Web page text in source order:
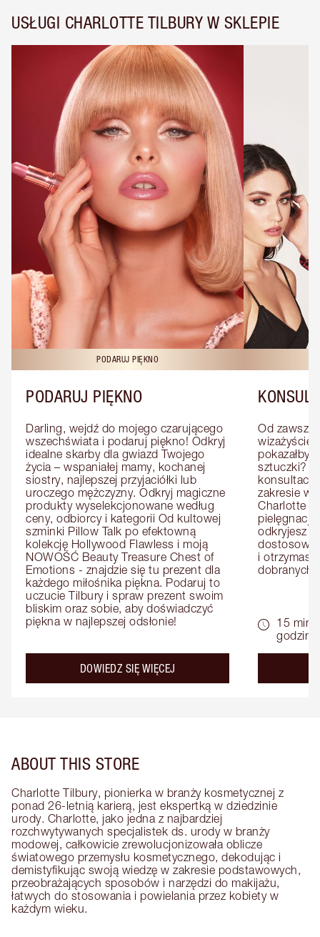
USŁUGI CHARLOTTE TILBURY W SKLEPIE
PODARUJ PIĘKNO
PODARUJ PIĘKNO
Darling, wejdź do mojego czarującego
wszechświata i podaruj piękno! Odkryj
idealne skarby dla gwiazd Twojego
życia – wspaniałej mamy, kochanej
siostry, najlepszej przyjaciółki lub
uroczego mężczyzny. Odkryj magiczne
produkty wyselekcjonowane według
ceny, odbiorcy i kategorii Od kultowej
szminki Pillow Talk po efektowną
kolekcję Hollywood Flawless i moją
NOWOŚĆ Beauty Treasure Chest of
Emotions - znajdzie się tu prezent dla
każdego miłośnika piękna. Podaruj to
uczucie Tilbury i spraw prezent swoim
bliskim oraz sobie, aby doświadczyć
piękna w najlepszej odsłonie!
DOWIEDZ SIĘ WIĘCEJ
Od zawsze
wizażyście
pokazałby
sztuczki?
zakresie
Charlotte
pielęgnacji
odkryjesz
i otrzymasz
dobranych
15
godziny
ABOUT THIS STORE
Charlotte Tilbury, pionierka w branży kosmetycznej z
ponad 26-letnią karierą, jest ekspertką w dziedzinie
urody. Charlotte, jako jedna z najbardziej
rozchwytywanych specjalistek ds. urody w branży
modowej, całkowicie zrewolucjonizowała oblicze
światowego przemysłu kosmetycznego, dekodując i
demistyfikując swoją wiedzę w zakresie podstawowych,
przeobrażających sposobów i narzędzi do makijażu,
łatwych do stosowania i powielania przez kobiety w
każdym wieku.